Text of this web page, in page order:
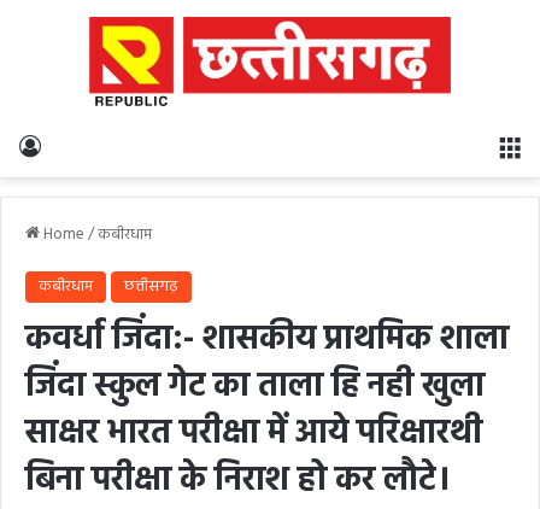
Home/कबीरधाम
कबीरधाम छत्तीसगढ़
कवर्धा जिंदा:- शासकीय प्राथमिक शाला
जिंदा स्कुल गेट का ताला हि नही खुला
साक्षर भारत परीक्षा में आये परिक्षारथी
बिना परीक्षा के निराश हो कर लौटे।